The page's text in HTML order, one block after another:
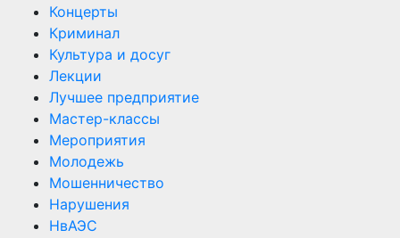
Концерты
Криминал
Культура и досуг
Лекции
Лучшее предприятие
Мастер-классы
Мероприятия
Молодежь
Мошенничество
Нарушения
НвАЭС